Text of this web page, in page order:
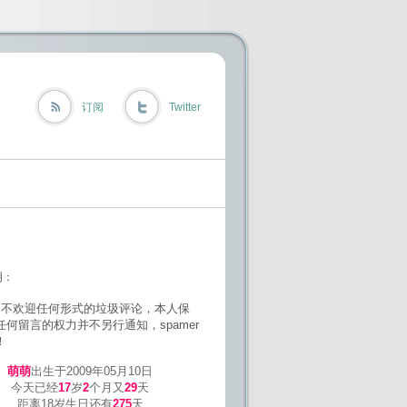
订阅 Twitter
迎任何形式的垃圾评论，本人保
何留言的权力并不另行通知，spamer
萌萌出生于2009年05月10日
今天已经17岁2个月又29天
距离18岁生日还有275天